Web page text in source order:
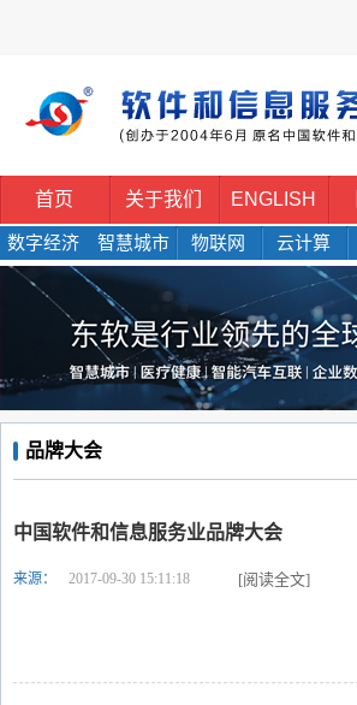
首页 关于我们 ENGLISH
数字经济 智慧城市 物联网 云计算
品牌大会
中国软件和信息服务业品牌大会
来源： 2017-09-30 15:11:18 [阅读全文]